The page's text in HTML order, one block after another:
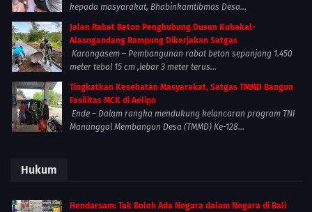
kepada masyarakat, Bhabinkamtibmas Desa...
Jalan Rabat Beton Penghubung Dusun Kubakal-
Alasngandang Rampung Dikerjakan Satgas
Karangasem – Pembangunan rabat beton sepanjang 1.450
meter tebal 15 cm ,lebar 3 meter terus...
Tingkatkan Kesehatan Masyarakat, Satgas TMMD Bangun
Fasilitas MCK di Aelipo
Ende – Dalam rangka mendukung kelancaran program TNI
Manunggal Membangun Desa (TMMD) Ke-128...
Hukum
Hendarsam: Tak Boleh Ada Negara dalam Negara di Bali